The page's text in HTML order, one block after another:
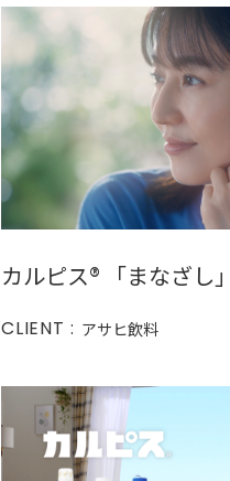
カルピス®︎ 「まなざし」
CLIENT : アサヒ飲料